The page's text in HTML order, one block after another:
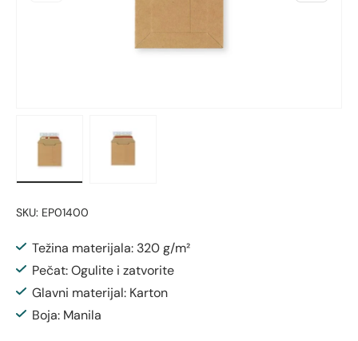
SKU: EP01400
Težina materijala: 320 g/m²
Pečat: Ogulite i zatvorite
Glavni materijal: Karton
Boja: Manila